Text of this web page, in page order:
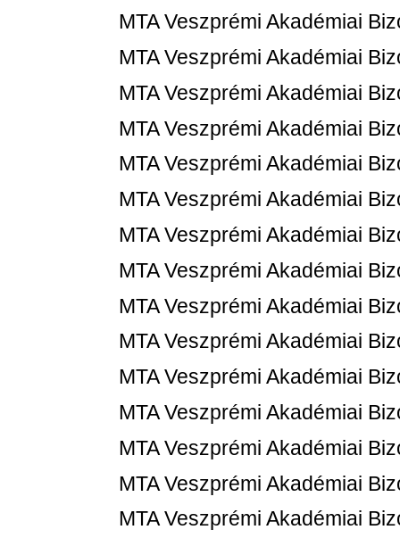
MTA Veszprémi Akadémiai
MTA Veszprémi Akadémiai
MTA Veszprémi Akadémiai
MTA Veszprémi Akadémiai
MTA Veszprémi Akadémiai
MTA Veszprémi Akadémiai
MTA Veszprémi Akadémiai
MTA Veszprémi Akadémiai
MTA Veszprémi Akadémiai
MTA Veszprémi Akadémiai
MTA Veszprémi Akadémiai
MTA Veszprémi Akadémiai
MTA Veszprémi Akadémiai
MTA Veszprémi Akadémiai
MTA Veszprémi Akadémiai